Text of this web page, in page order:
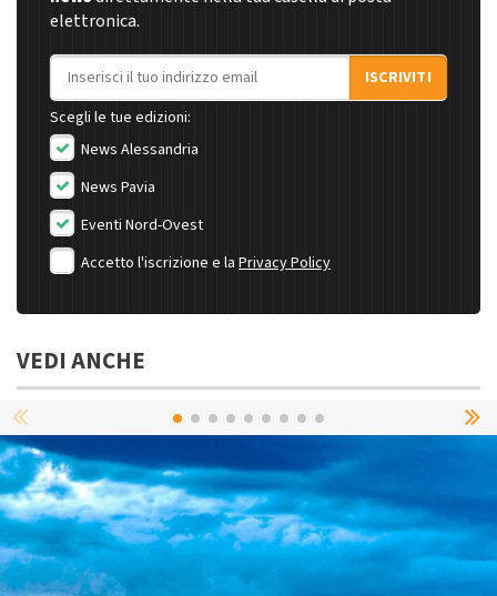
elettronica.
Indirizzo email
ISCRIVITI
Scegli le tue edizioni:
News Alessandria
News Pavia
Eventi Nord-Ovest
Accetto l'iscrizione e la Privacy Policy
VEDI ANCHE